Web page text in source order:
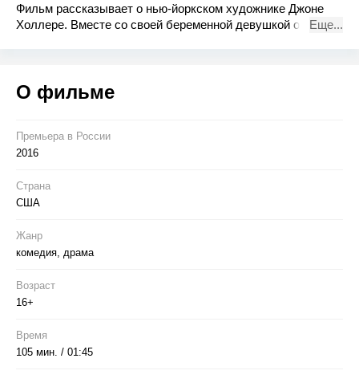
Фильм рассказывает о нью-йоркском художнике Джоне
Холлере. Вместе со своей беременной девушкой он
из-за чего он некогда покинул этот город, а также с
бывшими одноклассниками и бывшей подружкой.
Еще...
О фильме
Премьера в Росcии
2016
Страна
США
Жанр
комедия, драма
Возраст
16+
Время
105 мин. / 01:45